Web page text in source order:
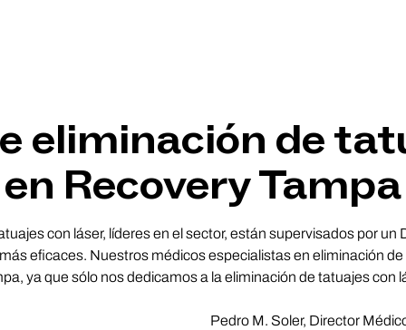
eliminación de
en Recovery Tampa
con láser, líderes en el sector, están supervisados por
eficaces. Nuestros médicos especialistas en eliminación
ya que sólo nos dedicamos a la eliminación de tatuajes con
Pedro M. Soler, Director